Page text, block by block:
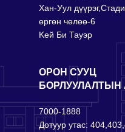
Хан-Уул
өргөн чөлөө-6
Keй Би Тауэр
ОРОН СУУЦ
БОРЛУУЛАЛТЫН
7000-1888
Дотуур утас: